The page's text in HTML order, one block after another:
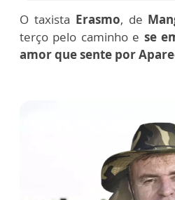
O taxista Erasmo, de
terço pelo caminho e se
amor que sente por